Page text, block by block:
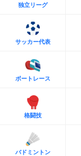
独立リーグ
サッカー代表
ボートレース
格闘技
バドミントン